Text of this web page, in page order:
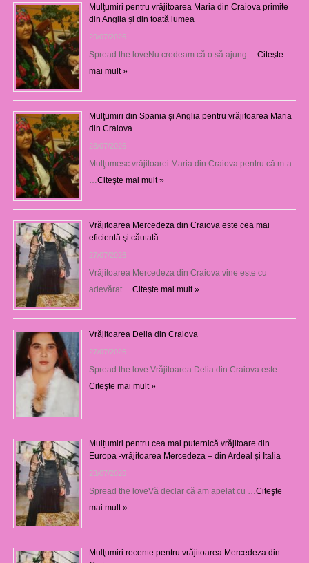
Mulţumiri pentru vrăjitoarea Maria din Craiova primite
din Anglia și din toată lumea
29/07/2026
Spread the loveNu credeam că o să ajung …Citeşte
mai mult »
Mulţumiri din Spania şi Anglia pentru vrăjitoarea Maria
din Craiova
28/07/2026
Mulţumesc vrăjitoarei Maria din Craiova pentru că m-a
…Citeşte mai mult »
Vrăjitoarea Mercedeza din Craiova este cea mai
eficientă şi căutată
27/07/2026
Vrăjitoarea Mercedeza din Craiova vine este cu
adevărat …Citeşte mai mult »
Vrăjitoarea Delia din Craiova
27/07/2026
Spread the love Vrăjitoarea Delia din Craiova este …
Citeşte mai mult »
Mulțumiri pentru cea mai puternică vrăjitoare din
Europa -vrăjitoarea Mercedeza – din Ardeal și Italia
23/07/2026
Spread the loveVă declar că am apelat cu …Citeşte
mai mult »
Mulţumiri recente pentru vrăjitoarea Mercedeza din